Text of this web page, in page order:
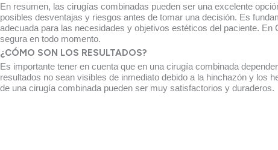
En resumen, las cirugías combinadas pueden ser una excelente
posibles desventajas y riesgos antes de tomar una decisión. Es
adecuada para las necesidades y objetivos estéticos del paciente.
segura en todo momento.
¿CÓMO SON LOS RESULTADOS?
Es importante tener en cuenta que en una cirugía combinada
resultados no sean visibles de inmediato debido a la hinchazón y los
de una cirugía combinada pueden ser muy satisfactorios y duraderos.